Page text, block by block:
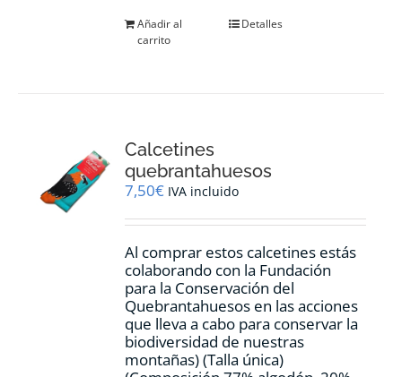
Añadir al
carrito
Detalles
Calcetines
quebrantahuesos
7,50€ IVA incluido
Al comprar estos calcetines estás
colaborando con la Fundación
para la Conservación del
Quebrantahuesos en las acciones
que lleva a cabo para conservar la
biodiversidad de nuestras
montañas) (Talla única)